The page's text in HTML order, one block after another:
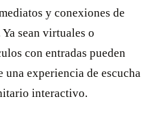
y conexiones de
sean virtuales o
con entradas pueden
una experiencia de escucha
interactivo.